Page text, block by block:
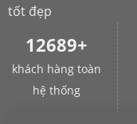
tốt đẹp
12689+
khách hàng toàn
hệ thống